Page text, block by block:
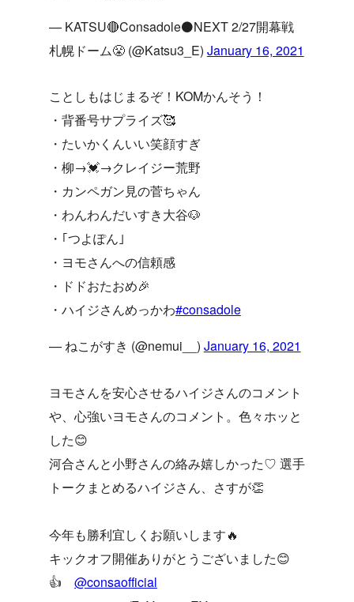
— KATSU🔴Consadole⚫NEXT 2/27開幕戦
札幌ドーム😤 (@Katsu3_E) January 16, 2021
ことしもはじまるぞ！KOMかんそう！
・背番号サプライズ🥰
・たいかくんいい笑顔すぎ
・柳→💓→クレイジー荒野
・カンペガン見の菅ちゃん
・わんわんだいすき大谷🐶
・｢つよぽん｣
・ヨモさんへの信頼感
・ドドおたおめ🎉
・ハイジさんめっかわ#consadole
— ねこがすき (@nemui__) January 16, 2021
ヨモさんを安心させるハイジさんのコメント
や、心強いヨモさんのコメント。色々ホッと
した😊
河合さんと小野さんの絡み嬉しかった♡ 選手
トークまとめるハイジさん、さすが👏
今年も勝利宜しくお願いします🔥
キックオフ開催ありがとうございました😊
👍@consaofficial